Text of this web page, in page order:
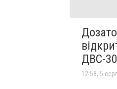
ДВС-
12:58, 5